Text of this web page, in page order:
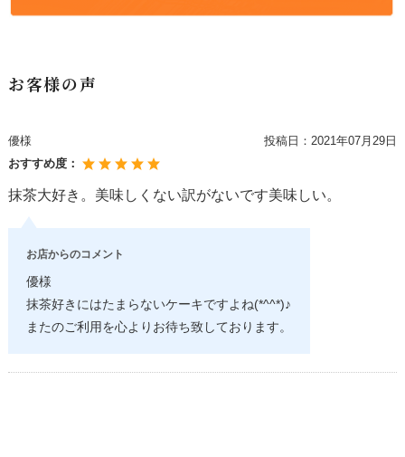
お客様の声
優様 投稿日： 2021年07月29日
おすすめ度：
抹茶大好き。美味しくない訳がないです美味しい。
お店からのコメント
優様
抹茶好きにはたまらないケーキですよね(*^^*)♪
またのご利用を心よりお待ち致しております。